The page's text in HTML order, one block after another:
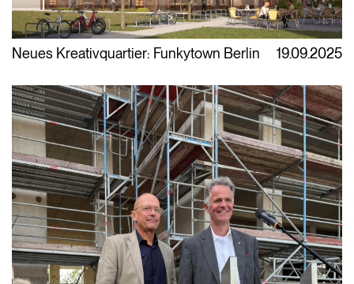
Neues Kreativquartier: Funkytown Berlin 19.09.2025